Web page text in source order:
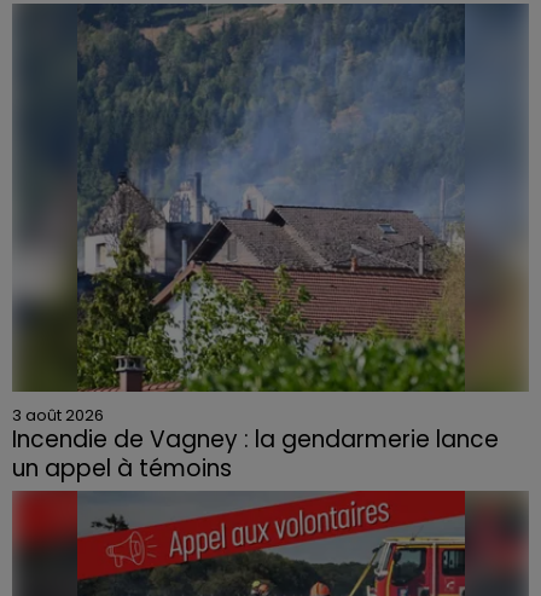
3 août 2026
Incendie de Vagney : la gendarmerie lance
un appel à témoins
Le feu, parti d'une haie avant de se propager au
quartier résidentiel, avait détruit deux habitations et
contraint à l'évacuation d'une centaine de personnes.